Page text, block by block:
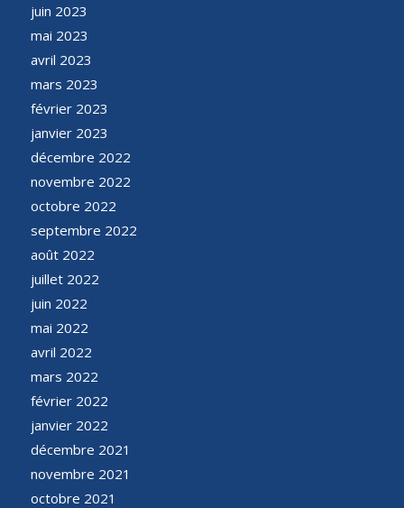
juin 2023
mai 2023
avril 2023
mars 2023
février 2023
janvier 2023
décembre 2022
novembre 2022
octobre 2022
septembre 2022
août 2022
juillet 2022
juin 2022
mai 2022
avril 2022
mars 2022
février 2022
janvier 2022
décembre 2021
novembre 2021
octobre 2021